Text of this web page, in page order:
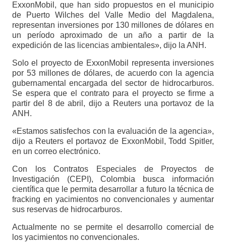
ExxonMobil, que han sido propuestos en el municipio
de Puerto Wilches del Valle Medio del Magdalena,
representan inversiones por 130 millones de dólares en
un período aproximado de un año a partir de la
expedición de las licencias ambientales», dijo la ANH.
Solo el proyecto de ExxonMobil representa inversiones
por 53 millones de dólares, de acuerdo con la agencia
gubernamental encargada del sector de hidrocarburos.
Se espera que el contrato para el proyecto se firme a
partir del 8 de abril, dijo a Reuters una portavoz de la
ANH.
«Estamos satisfechos con la evaluación de la agencia»,
dijo a Reuters el portavoz de ExxonMobil, Todd Spitler,
en un correo electrónico.
Con los Contratos Especiales de Proyectos de
Investigación (CEPI), Colombia busca información
científica que le permita desarrollar a futuro la técnica de
fracking en yacimientos no convencionales y aumentar
sus reservas de hidrocarburos.
Actualmente no se permite el desarrollo comercial de
los yacimientos no convencionales.